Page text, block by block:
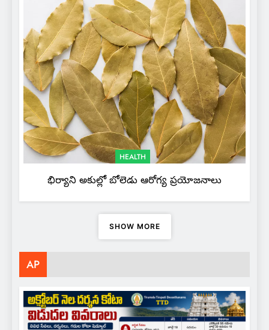
HEALTH
భిర్యాని అకుల్లో బోలెడు ఆరోగ్య ప్రయోజనాలు
SHOW MORE
AP